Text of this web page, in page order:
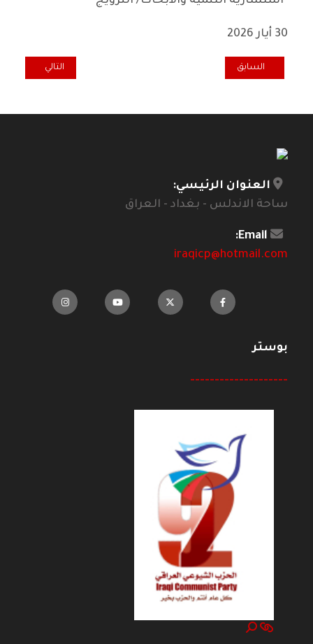
30 أيار 2026
المقال السابق: هل جلب عبدالكريم قاسم الشراگوه (*) إلى بغداد؟
السابق المقال التالي:
التالي
العنوان الرئيسي:
ساحة الاندلس - بغداد - العراق
Email:
iraqicp@hotmail.com
بوستر
--------------------